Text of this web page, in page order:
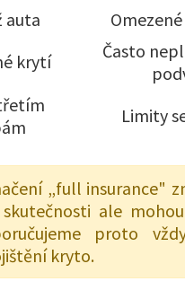
auta
krytí
Často
Limity
„full insurance"
ale
proto
kryto.